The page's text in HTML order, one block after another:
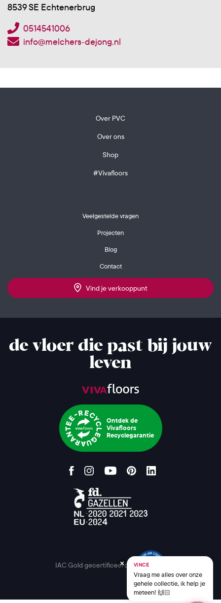
8539 SE Echtenerbrug
0514541006
info@melchers-dejong.nl
Over PVC
Over ons
Shop
#Vivafloors
Veelgestelde vragen
Projecten
Blog
Contact
Vind je verkooppunt
de vloer die past bij jouw
leven
Ontdek de
Vivafloors
Recyclegarantie
IAC Gold gecertificeerd VINCE
Vraag me alles over onze
gehele collectie, ik help je
meteen! 🙌🏻